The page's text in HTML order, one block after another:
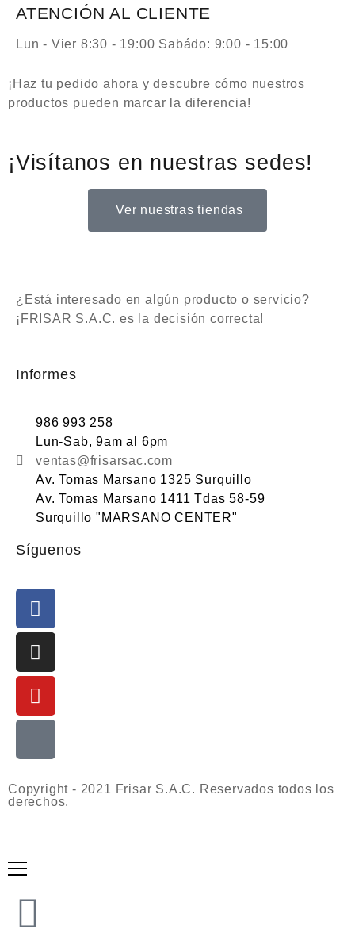
ATENCIÓN AL CLIENTE
Lun - Vier 8:30 - 19:00 Sabádo: 9:00 - 15:00
¡Haz tu pedido ahora y descubre cómo nuestros
productos pueden marcar la diferencia!
¡Visítanos en nuestras sedes!
Ver nuestras tiendas
¿Está interesado en algún producto o servicio?
¡FRISAR S.A.C. es la decisión correcta!
Informes
986 993 258
Lun-Sab, 9am al 6pm
ventas@frisarsac.com
Av. Tomas Marsano 1325 Surquillo
Av. Tomas Marsano 1411 Tdas 58-59
Surquillo "MARSANO CENTER"
Síguenos
Copyright - 2021 Frisar S.A.C. Reservados todos los
derechos.